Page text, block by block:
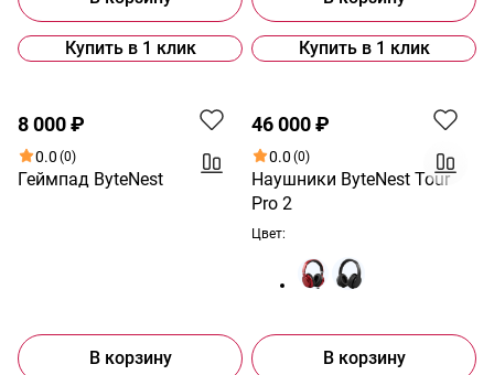
Купить в 1 клик Купить в 1 клик
8 000 ₽
0.0 (0)
Геймпад ByteNest
В корзину
46 000 ₽
0.0 (0)
Наушники ByteNest Tour
Pro 2
Цвет:
В корзину